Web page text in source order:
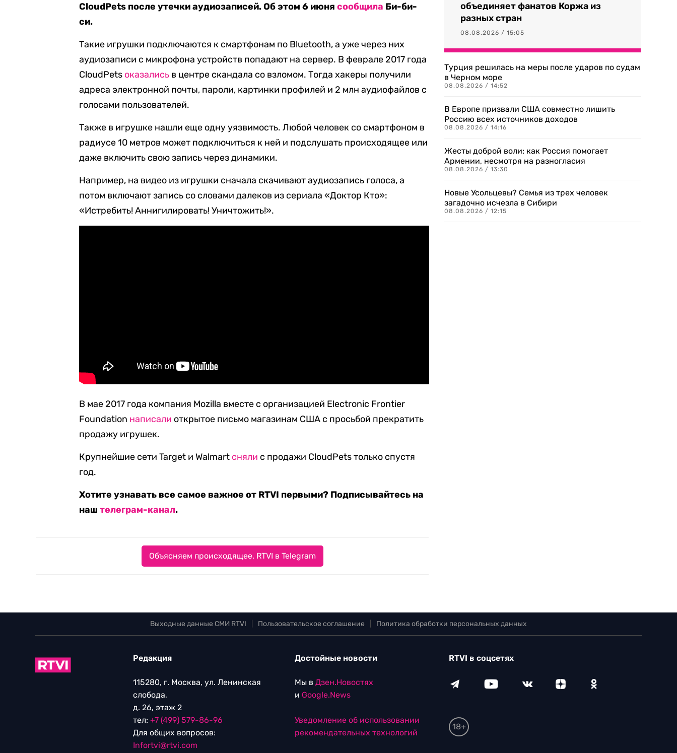
CloudPets после утечки аудиозаписей. Об этом 6 июнясообщила Би-би-
си.
Такие игрушки подключаются к смартфонам по Bluetooth, а уже через них
аудиозаписи с микрофона устройств попадают на сервер. В феврале 2017 года
CloudPets оказались в центре скандала со взломом. Тогда хакеры получили
адреса электронной почты, пароли, картинки профилей и 2 млн аудиофайлов с
голосами пользователей.
Также в игрушке нашли еще одну уязвимость. Любой человек со смартфоном в
радиусе 10 метров может подключиться к ней и подслушать происходящее или
даже включить свою запись через динамики.
Например, на видео из игрушки сначала скачивают аудиозапись голоса, а
потом включают запись со словами далеков из сериала «Доктор Кто»:
«Истребить! Аннигилировать! Уничтожить!».
В мае 2017 года компания Mozilla вместе с организацией Electronic Frontier
Foundation написали открытое письмо магазинам США с просьбой прекратить
продажу игрушек.
Крупнейшие сети Target и Walmart сняли с продажи CloudPets только спустя
год.
Хотите узнавать все самое важное от RTVI первыми? Подписывайтесь на
наштелеграм-канал.
Объясняем происходящее. RTVI в Telegram
объединяет фанатов Коржа из
разных стран
08.08.2026 / 15:05
Турция решилась на меры после ударов по судам
в Черном море
08.08.2026 / 14:52
В Европе призвали США совместно лишить
Россию всех источников доходов
08.08.2026 / 14:16
Жесты доброй воли: как Россия помогает
Армении, несмотря на разногласия
08.08.2026 / 13:30
Новые Усольцевы? Семья из трех человек
загадочно исчезла в Сибири
08.08.2026 / 12:15
Выходные данные СМИ RTVI Пользовательское соглашение Политика обработки персональных данных
Редакция
115280, г. Москва, ул. Ленинская
слобода,
д. 26, этаж 2
тел: +7 (499) 579-86-96
Для общих вопросов:
Infortvi@rtvi.com
Достойные новости
Мы в Дзен.Новостях
и Google.News
Уведомление об использовании
рекомендательных технологий
RTVI в соцсетях
18+